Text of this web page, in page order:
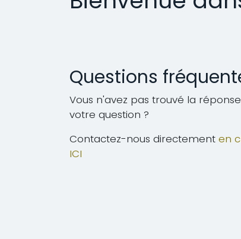
Questions
Vous n'avez pas trouvé la
votre question ?
Contactez-nous directement en
ICI